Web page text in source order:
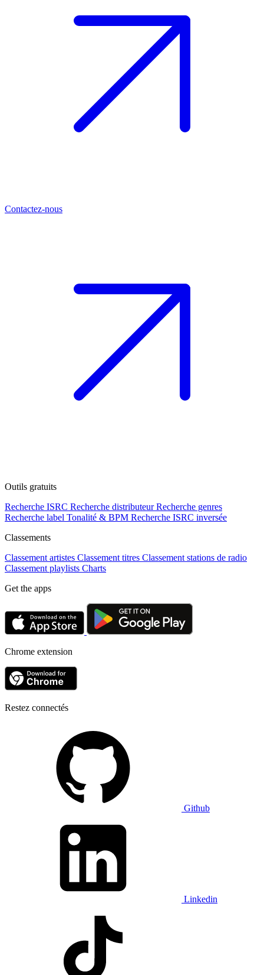
Contactez-nous
Outils gratuits
Recherche ISRC Recherche distributeur Recherche genres
Recherche label Tonalité & BPM Recherche ISRC inversée
Classements
Classement artistes Classement titres Classement stations de radio
Classement playlists Charts
Get the apps
Chrome extension
Restez connectés
Github
Linkedin